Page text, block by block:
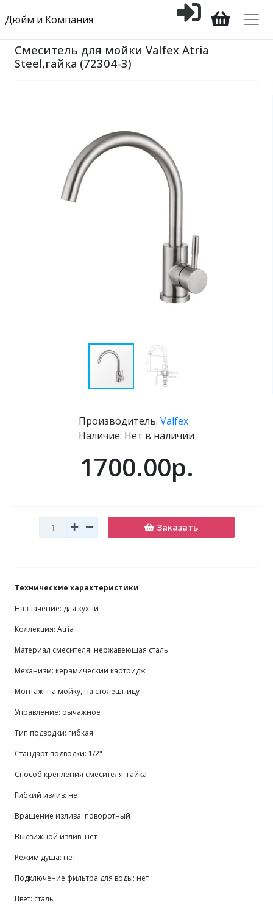
Дюйм и Компания
Смеситель для мойки Valfex Atria
Steel,гайка (72304-3)
Производитель: Valfex
Наличие: Нет в наличии
1700.00р.
Заказать
Технические характеристики
Назначение: для кухни
Коллекция: Atria
Материал смесителя: нержавеющая сталь
Механизм: керамический картридж
Монтаж: на мойку, на столешницу
Управление: рычажное
Тип подводки: гибкая
Стандарт подводки: 1/2"
Способ крепления смесителя: гайка
Гибкий излив: нет
Вращение излива: поворотный
Выдвижной излив: нет
Режим душа: нет
Подключение фильтра для воды: нет
Цвет: сталь